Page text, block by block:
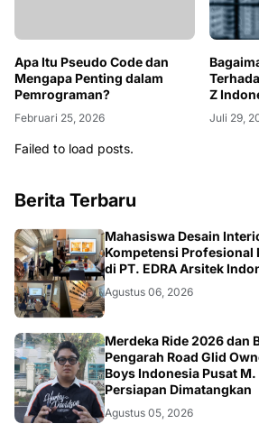
Apa Itu Pseudo Code dan
Mengapa Penting dalam
Pemrograman?
Februari 25, 2026
Z
Juli 29,
Failed to load posts.
Berita Terbaru
NASIONAL
Mahasiswa Desain
Kompetensi Profesional
di PT. EDRA Arsitek
Agustus 06, 2026
NASIONAL
Merdeka Ride 2026 dan
Pengarah Road Glid
Boys Indonesia Pusat
Persiapan Dimatangkan
Agustus 05, 2026